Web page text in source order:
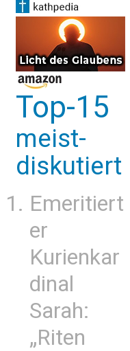
Top-15
meist-
diskutiert
Emeritiert
er
Kurienkar
dinal
Sarah:
„Riten